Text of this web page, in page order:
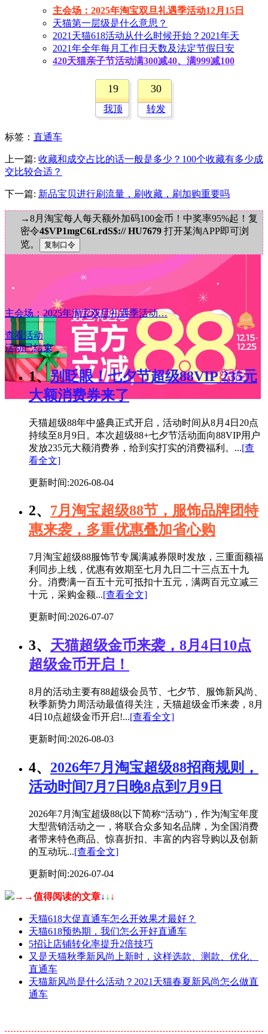
主会场：2025年淘宝双旦礼遇季活动12月15日
天猫第一层级是什么意思？
2021天猫618活动从什么时候开始？2021年天
2021年全年每月工作日天数及法定节假日安
420天猫亲子节活动满300减40、满999减100
19
我顶
30
转发
标签 ： 直通车
上一篇: 收藏和成交占比的话一般是多少？100个收藏有多少成
交比较合适？
下一篇: 新品宝贝进行刷流量，刷收藏，刷加购重要吗
→8月淘宝每人每天额外加码100金币！中奖率95%起！复
密令4$VP1mgC6LrdS$:// HU7679 打开某淘APP即可浏
览。
主会场：2025年淘宝双旦礼遇季活动…
查看活动
活动已结束
1、 别眨眼！七夕节超级88VIP 235元
大额消费券来了
天猫超级88年中盛典正式开启，活动时间从8月4日20点
持续至8月9日。本次超级88+七夕节活动面向88VIP用户
发放235元大额消费券，给到实打实的消费福利。...[查
看全文]
更新时间:2026-08-04
2、 7月淘宝超级88节，服饰品牌团特
惠来袭，多重优惠叠加省心购
7月淘宝超级88服饰节专属满减券限时发放，三重面额福
利同步上线，优惠有效期至七月九日二十三点五十九
分。消费满一百五十元可抵扣十五元，满两百元立减三
十元，采购金额...[查看全文]
更新时间:2026-07-07
3、 天猫超级金币来袭，8月4日10点
超级金币开启！
8月的活动主要有88超级会员节、七夕节、服饰新风尚、
秋季新势力周活动最值得关注，天猫超级金币来袭，8月
4日10点超级金币开启!...[查看全文]
更新时间:2026-08-03
4、 2026年7月淘宝超级88招商规则，
活动时间7月7日晚8点到7月9日
2026年7月淘宝超级88(以下简称“活动”)，作为淘宝年度
大型营销活动之一，将联合众多知名品牌，为全国消费
者带来特色商品、惊喜折扣、丰富的内容导购以及创新
的互动玩...[查看全文]
更新时间:2026-07-04
→→值得阅读的文章↓ ↓ ↓
天猫618大促直通车怎么开效果才最好？
天猫618预热期，我们怎么开好直通车
5招让店铺转化率提升2倍技巧
又是天猫秋季新风尚上新时，这样选款、测款、优化、
直通车
天猫新风尚是什么活动？2021天猫春夏新风尚怎么做直
通车